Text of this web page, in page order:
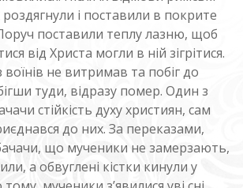
роздягнули і поставили в покрите
поставили теплу лазню, щоб
від Христа могли в ній зігрітися.
не витримав та побіг до
туди, відразу помер. Один з
стійкість духу християн, сам
до них. За переказами,
що мученики не замерзають,
а обвуглені кістки кинули у